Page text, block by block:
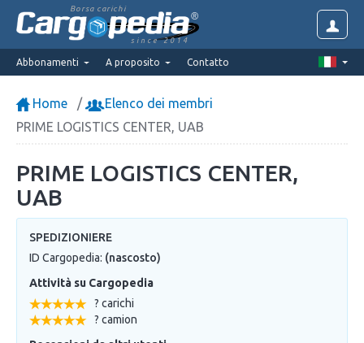
Borsa carichi
since 2014
Abbonamenti A proposito Contatto
Home
Elenco dei membri
PRIME LOGISTICS CENTER, UAB
PRIME LOGISTICS CENTER,
UAB
SPEDIZIONIERE
ID Cargopedia: (nascosto)
Attività su Cargopedia
? carichi
? camion